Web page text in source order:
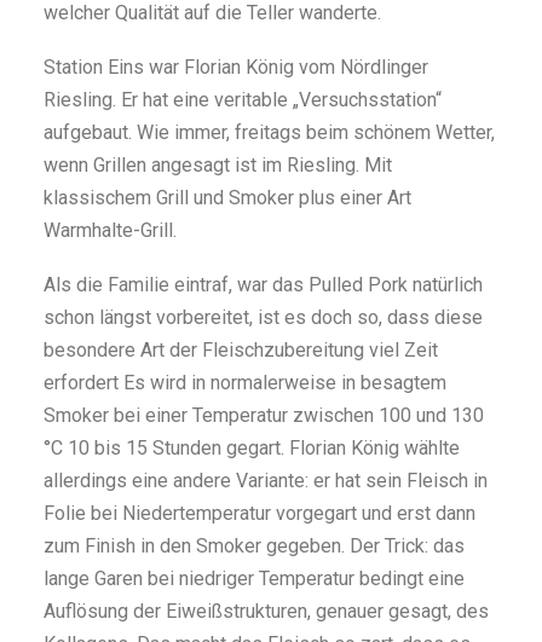
welcher Qualität auf die Teller wanderte.
Station Eins war Florian König vom Nördlinger
Riesling. Er hat eine veritable „Versuchsstation“
aufgebaut. Wie immer, freitags beim schönem Wetter,
wenn Grillen angesagt ist im Riesling. Mit
klassischem Grill und Smoker plus einer Art
Warmhalte-Grill.
Als die Familie eintraf, war das Pulled Pork natürlich
schon längst vorbereitet, ist es doch so, dass diese
besondere Art der Fleischzubereitung viel Zeit
erfordert Es wird in normalerweise in besagtem
Smoker bei einer Temperatur zwischen 100 und 130
°C 10 bis 15 Stunden gegart. Florian König wählte
allerdings eine andere Variante: er hat sein Fleisch in
Folie bei Niedertemperatur vorgegart und erst dann
zum Finish in den Smoker gegeben. Der Trick: das
lange Garen bei niedriger Temperatur bedingt eine
Auflösung der Eiweißstrukturen, genauer gesagt, des